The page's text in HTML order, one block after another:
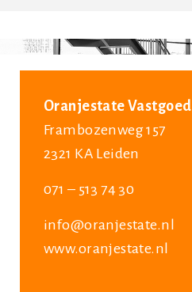
Oranjestate Vastgoed
Frambozenweg 157
2321 KA Leiden
071 – 513 74 30
info@oranjestate.nl
www.oranjestate.nl